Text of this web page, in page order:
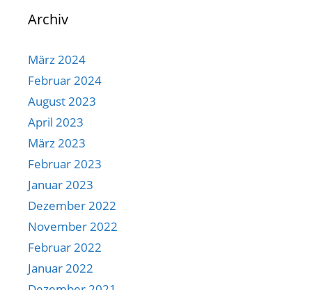
Archiv
März 2024
Februar 2024
August 2023
April 2023
März 2023
Februar 2023
Januar 2023
Dezember 2022
November 2022
Februar 2022
Januar 2022